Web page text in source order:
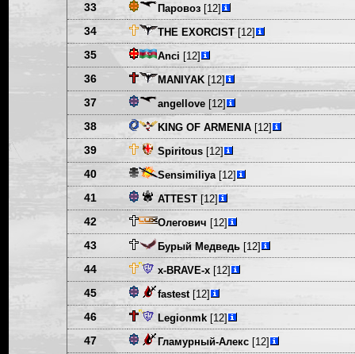
33 Паровоз[12]
34 THE EXORCIST[12]
35 Anci [12]
36 MANIYAK[12]
37 angellove[12]
38 KING OF ARMENIA[12]
39 Spiritous[12]
40 Sensimiliya[12]
41 ATTEST[12]
42 Олегович [12]
43 Бурый Медведь[12]
44 x-BRAVE-x[12]
45 fastest[12]
46 Legionmk[12]
47 Гламурный-Алекс[12]